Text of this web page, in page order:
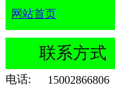
网站首页
联系方式
电话: 15002866806